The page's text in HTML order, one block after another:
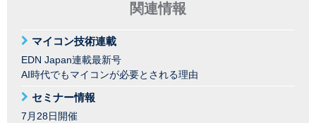
関連情報
マイコン技術連載
EDN Japan連載最新号
AI時代でもマイコンが必要とされる理由
セミナー情報
7月28日開催